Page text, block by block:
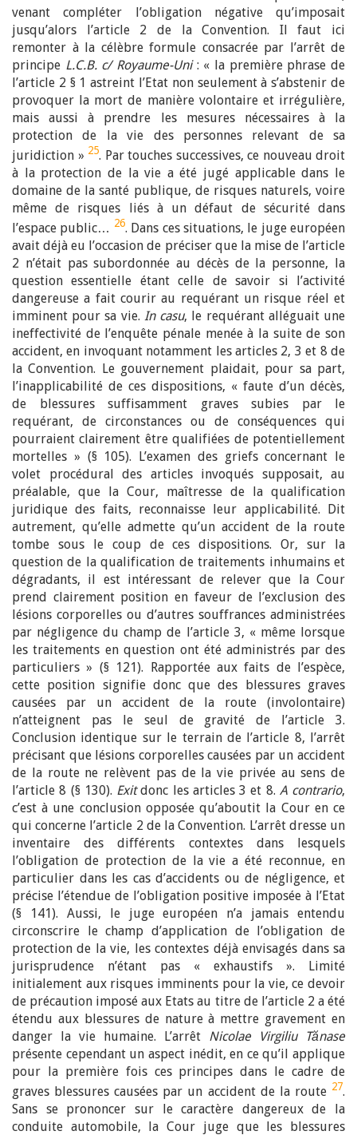
venant compléter l’obligation négative qu’imposait
jusqu’alors l’article 2 de la Convention. Il faut ici
remonter à la célèbre formule consacrée par l’arrêt de
principe L.C.B. c/ Royaume-Uni: « la première phrase de
l’article 2 § 1 astreint l’Etat non seulement à s’abstenir de
provoquer la mort de manière volontaire et irrégulière,
mais aussi à prendre les mesures nécessaires à la
protection de la vie des personnes relevant de sa
juridiction » 25. Par touches successives, ce nouveau droit
à la protection de la vie a été jugé applicable dans le
domaine de la santé publique, de risques naturels, voire
même de risques liés à un défaut de sécurité dans
l’espace public… 26. Dans ces situations, le juge européen
avait déjà eu l’occasion de préciser que la mise de l’article
2 n’était pas subordonnée au décès de la personne, la
question essentielle étant celle de savoir si l’activité
dangereuse a fait courir au requérant un risque réel et
imminent pour sa vie. In casu, le requérant alléguait une
ineffectivité de l’enquête pénale menée à la suite de son
accident, en invoquant notamment les articles 2, 3 et 8 de
la Convention. Le gouvernement plaidait, pour sa part,
l’inapplicabilité de ces dispositions, « faute d’un décès,
de blessures suffisamment graves subies par le
requérant, de circonstances ou de conséquences qui
pourraient clairement être qualifiées de potentiellement
mortelles » (§ 105). L’examen des griefs concernant le
volet procédural des articles invoqués supposait, au
préalable, que la Cour, maîtresse de la qualification
juridique des faits, reconnaisse leur applicabilité. Dit
autrement, qu’elle admette qu’un accident de la route
tombe sous le coup de ces dispositions. Or, sur la
question de la qualification de traitements inhumains et
dégradants, il est intéressant de relever que la Cour
prend clairement position en faveur de l’exclusion des
lésions corporelles ou d’autres souffrances administrées
par négligence du champ de l’article 3, « même lorsque
les traitements en question ont été administrés par des
particuliers » (§ 121). Rapportée aux faits de l’espèce,
cette position signifie donc que des blessures graves
causées par un accident de la route (involontaire)
n’atteignent pas le seul de gravité de l’article 3.
Conclusion identique sur le terrain de l’article 8, l’arrêt
précisant que lésions corporelles causées par un accident
de la route ne relèvent pas de la vie privée au sens de
l’article 8 (§ 130). Exitdonc les articles 3 et 8. A contrario,
c’est à une conclusion opposée qu’aboutit la Cour en ce
qui concerne l’article 2 de la Convention. L’arrêt dresse un
inventaire des différents contextes dans lesquels
l’obligation de protection de la vie a été reconnue, en
particulier dans les cas d’accidents ou de négligence, et
précise l’étendue de l’obligation positive imposée à l’Etat
(§ 141). Aussi, le juge européen n’a jamais entendu
circonscrire le champ d’application de l’obligation de
protection de la vie, les contextes déjà envisagés dans sa
jurisprudence n’étant pas « exhaustifs
». Limité
initialement aux risques imminents pour la vie, ce devoir
de précaution imposé aux Etats au titre de l’article 2 a été
étendu aux blessures de nature à mettre gravement en
danger la vie humaine. L’arrêt Nicolae Virgiliu Tănase
présente cependant un aspect inédit, en ce qu’il applique
pour la première fois ces principes dans le cadre de
graves blessures causées par un accident de la route 27.
Sans se prononcer sur le caractère dangereux de la
conduite automobile, la Cour juge que les blessures